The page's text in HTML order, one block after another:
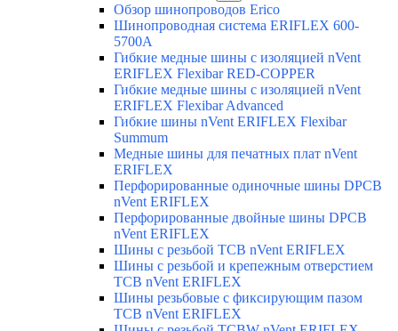
Обзор шинопроводов Erico
Шинопроводная система ERIFLEX 600-
5700A
Гибкие медные шины с изоляцией nVent
ERIFLEX Flexibar RED-COPPER
Гибкие медные шины с изоляцией nVent
ERIFLEX Flexibar Advanced
Гибкие шины nVent ERIFLEX Flexibar
Summum
Медные шины для печатных плат nVent
ERIFLEX
Перфорированные одиночные шины DPCB
nVent ERIFLEX
Перфорированные двойные шины DPCB
nVent ERIFLEX
Шины с резьбой TCB nVent ERIFLEX
Шины с резьбой и крепежным отверстием
TCB nVent ERIFLEX
Шины резьбовые с фиксирующим пазом
TCB nVent ERIFLEX